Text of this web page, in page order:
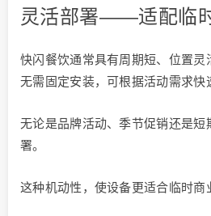
灵活部署——适配临
快闪餐饮通常具有周期短、位置灵
无需固定安装，可根据活动需求快
无论是品牌活动、季节促销还是短
署。
这种机动性，使设备更适合临时商